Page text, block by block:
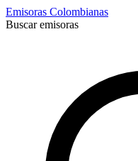
Emisoras Colombianas
Buscar emisoras